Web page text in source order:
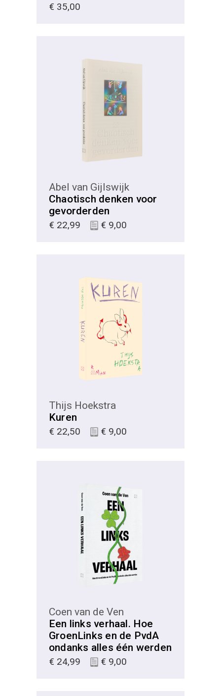
€ 35,00
KIES
Abel van Gijlswijk
Chaotisch denken voor
gevorderden
€ 22,99 € 9,00
KIES
Thijs Hoekstra
Kuren
€ 22,50 € 9,00
KIES
Coen van de Ven
Een links verhaal. Hoe
GroenLinks en de PvdA
ondanks alles één werden
€ 24,99 € 9,00